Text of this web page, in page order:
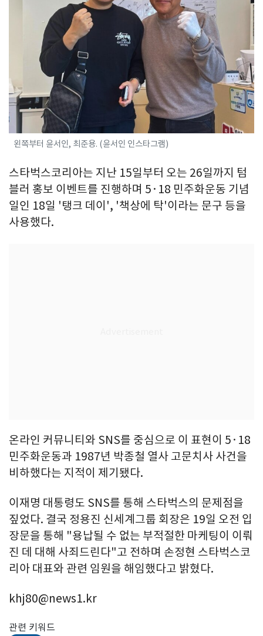
왼쪽부터 윤서인, 최준용. (윤서인 인스타그램)
스타벅스코리아는 지난 15일부터 오는 26일까지 텀
블러 홍보 이벤트를 진행하며 5·18 민주화운동 기념
일인 18일 '탱크 데이', '책상에 탁'이라는 문구 등을
사용했다.
온라인 커뮤니티와 SNS를 중심으로 이 표현이 5·18
민주화운동과 1987년 박종철 열사 고문치사 사건을
비하했다는 지적이 제기됐다.
이재명 대통령도 SNS를 통해 스타벅스의 문제점을
짚었다. 결국 정용진 신세계그룹 회장은 19일 오전 입
장문을 통해 "용납될 수 없는 부적절한 마케팅이 이뤄
진 데 대해 사죄드린다"고 전하며 손정현 스타벅스코
리아 대표와 관련 임원을 해임했다고 밝혔다.
khj80@news1.kr
관련 키워드